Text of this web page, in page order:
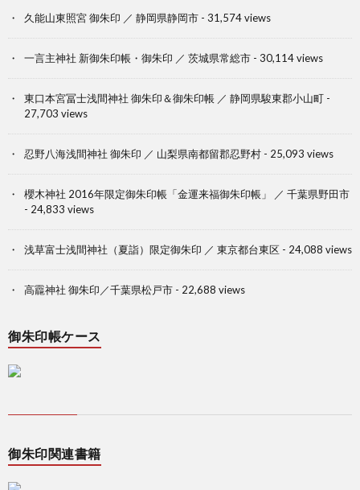
久能山東照宮 御朱印 ／ 静岡県静岡市 - 31,574 views
一言主神社 新御朱印帳・御朱印 ／ 茨城県常総市 - 30,114 views
東口本宮冨士浅間神社 御朱印＆御朱印帳 ／ 静岡県駿東郡小山町 -
27,703 views
忍野八海浅間神社 御朱印 ／ 山梨県南都留郡忍野村 - 25,093 views
櫻木神社 2016年限定御朱印帳「金運来福御朱印帳」 ／ 千葉県野田市
- 24,833 views
浅草富士浅間神社（夏詣）限定御朱印 ／ 東京都台東区 - 24,088 views
高龗神社 御朱印／千葉県松戸市 - 22,688 views
御朱印帳ケース
御朱印関連書籍